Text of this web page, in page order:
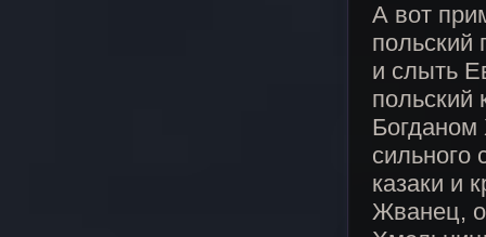
А вот
польский
и слыть
польский
сильного
казаки и
Жванец,